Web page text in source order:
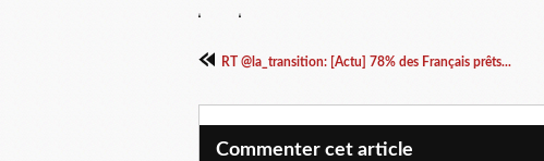
RT @la_transition: [Actu] 78% des Français prêts...
Commenter cet article